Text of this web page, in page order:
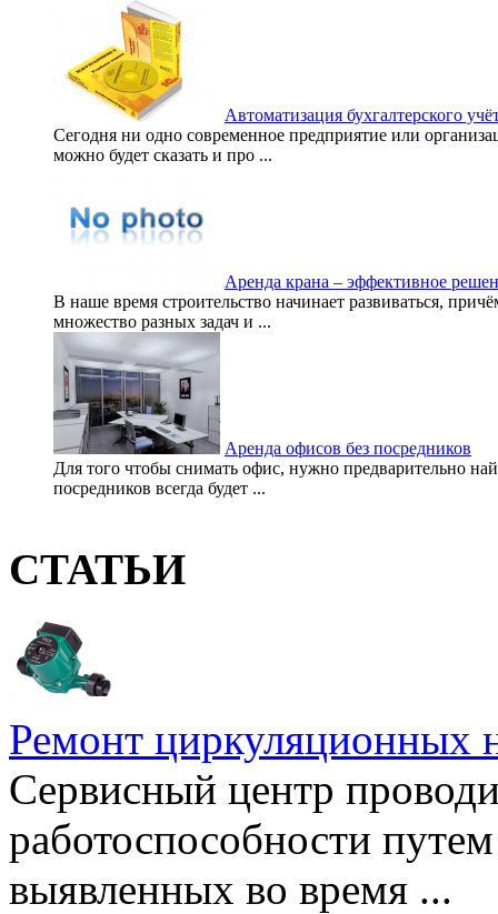
Автоматизация бухгалтерского
Сегодня ни одно современное предприятие или
можно будет сказать и про ...
Аренда крана – эффективное
В наше время строительство начинает развиваться,
множество разных задач и ...
Аренда офисов без посредников
Для того чтобы снимать офис, нужно предварительно
посредников всегда будет ...
СТАТЬИ
Ремонт циркуляционных
Сервисный центр
работоспособности
выявленных во время ...